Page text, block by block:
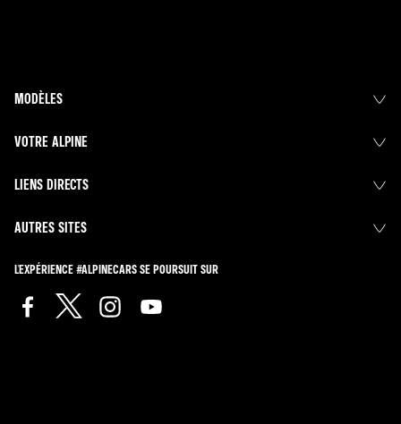
MODÈLES
VOTRE ALPINE
LIENS DIRECTS
AUTRES SITES
L'EXPÉRIENCE #ALPINECARS SE POURSUIT SUR